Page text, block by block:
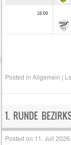
Posted inAllgemein |
1. RUNDE
Posted on 11. Juli 2026